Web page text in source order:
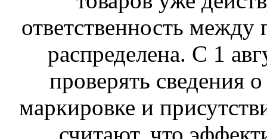
ответственность
распределена. С 1
проверять сведения
маркировке и
считают, что